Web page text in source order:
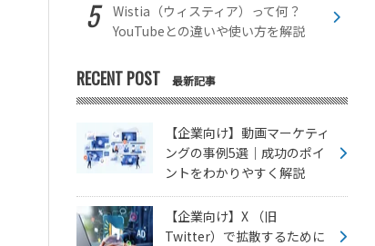
Wistia（ウィスティア）って何？
YouTubeとの違いや使い方を解説
RECENT POST 最新記事
【企業向け】動画マーケティ
ングの事例5選｜成功のポイ
ントをわかりやすく解説
【企業向け】X （旧
Twitter）で拡散するために